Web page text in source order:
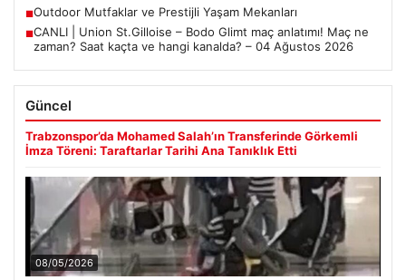
■Outdoor Mutfaklar ve Prestijli Yaşam Mekanları
■CANLI | Union St.Gilloise – Bodo Glimt maç anlatımı! Maç ne
zaman? Saat kaçta ve hangi kanalda? – 04 Ağustos 2026
Güncel
Trabzonspor’da Mohamed Salah’ın Transferinde Görkemli
İmza Töreni: Taraftarlar Tarihi Ana Tanıklık Etti
08/05/2026